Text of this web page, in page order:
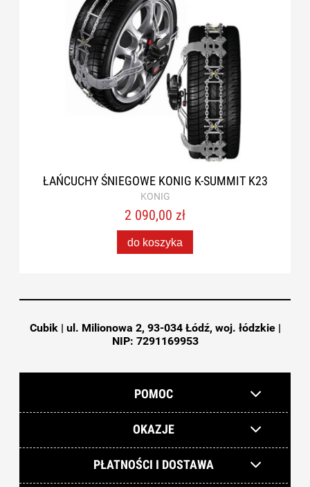
ŁAŃCUCHY ŚNIEGOWE KONIG K-SUMMIT K23
KONIG
2 090,00 zł
do koszyka
Cubik | ul. Milionowa 2, 93-034 Łódź, woj. łódzkie |
NIP: 7291169953
POMOC
OKAZJE
PŁATNOŚCI I DOSTAWA